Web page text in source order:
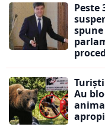
Peste
spune
Au